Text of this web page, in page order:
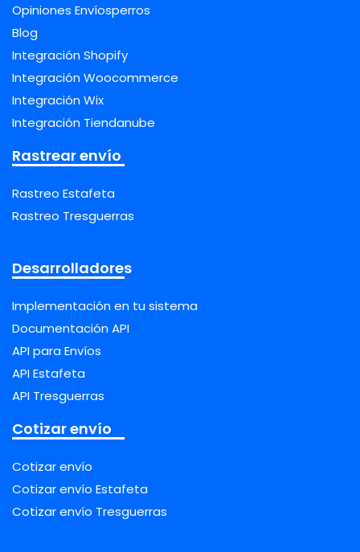
Opiniones Envíosperros
Blog
Integración Shopify
Integración Woocommerce
Integración Wix
Integración Tiendanube
Rastrear envío
Rastreo Estafeta
Rastreo Tresguerras
Desarrolladores
Implementación en tu sistema
Documentación API
API para Envíos
API Estafeta
API Tresguerras
Cotizar envío
Cotizar envío
Cotizar envío Estafeta
Cotizar envío Tresguerras